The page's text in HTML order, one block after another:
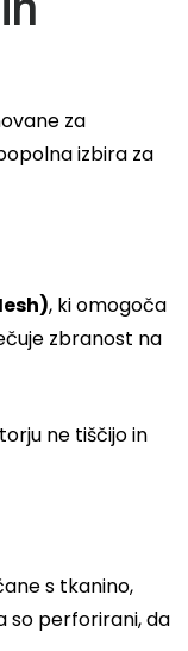
za
izbira za
, ki omogoča
zbranost na
ne tiščijo in
s tkanino,
so perforirani, da